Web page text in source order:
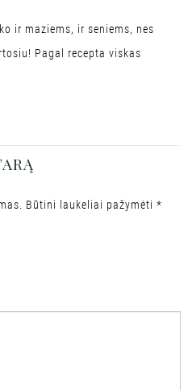
ir maziems, ir seniems, nes
Pagal recepta viskas
Būtini laukeliai pažymėti*